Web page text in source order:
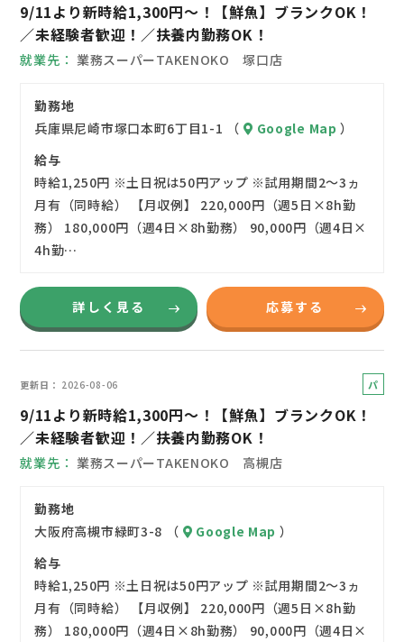
9/11より新時給1,300円～！【鮮魚】ブランクOK！
／未経験者歓迎！／扶養内勤務OK！
就業先 業務スーパーTAKENOKO 塚口店
勤務地
兵庫県尼崎市塚口本町6丁目1-1 （
Google Map ）
給与
時給1,250円 ※土日祝は50円アップ ※試用期間2～3ヵ
月有（同時給） 【月収例】 220,000円（週5日×8h勤
務） 180,000円（週4日×8h勤務） 90,000円（週4日×
4h勤…
詳しく見る 応募する
更新日 2026-08-06
パ
9/11より新時給1,300円～！【鮮魚】ブランクOK！
／未経験者歓迎！／扶養内勤務OK！
就業先 業務スーパーTAKENOKO 高槻店
勤務地
大阪府高槻市緑町3-8 （
Google Map ）
給与
時給1,250円 ※土日祝は50円アップ ※試用期間2～3ヵ
月有（同時給） 【月収例】 220,000円（週5日×8h勤
務） 180,000円（週4日×8h勤務） 90,000円（週4日×